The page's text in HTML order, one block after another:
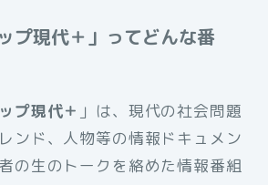
プ現代＋」ってどんな番
プ現代＋ 」は、現代の社会問題
ンド、人物等の情報ドキュメン
の生のトークを絡めた情報番組